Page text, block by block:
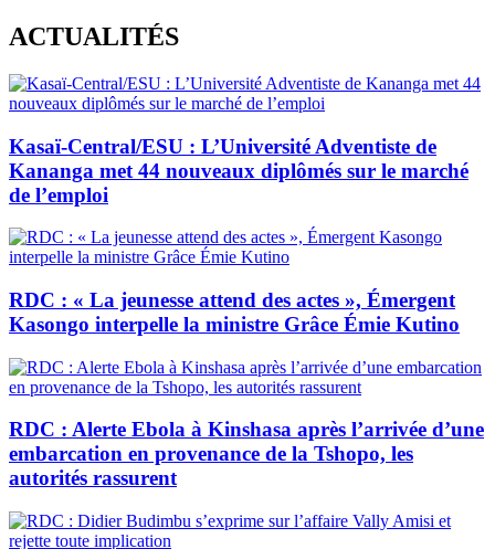
Skip
to
content
ACTUALITÉS
Kasaï-Central/ESU : L’Université Adventiste de
Kananga met 44 nouveaux diplômés sur le marché
de l’emploi
RDC : « La jeunesse attend des actes », Émergent
Kasongo interpelle la ministre Grâce Émie Kutino
RDC : Alerte Ebola à Kinshasa après l’arrivée d’une
embarcation en provenance de la Tshopo, les
autorités rassurent